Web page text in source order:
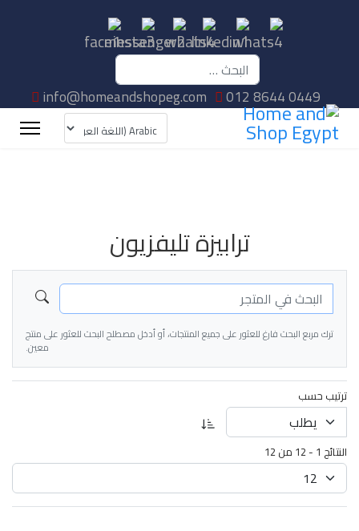
البحث
012 8644 0449
info@homeandshopeg.com
ترابيزة تليفزيون
ترك مربع البحث فارغ للعثور على جميع المنتجات، أو أدخل مصطلح البحث للعثور على منتج
معين.
ترتيب حسب
النتائج 1 - 12 من 12